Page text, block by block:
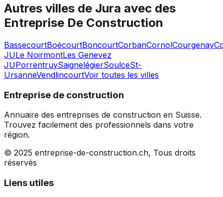
Autres villes de Jura avec des
Entreprise De Construction
BassecourtBoécourtBoncourtCorbanCornolCourgenay
JULe NoirmontLes Genevez
JUPorrentruySaignelégierSoulceSt-
UrsanneVendlincourtVoir toutes les villes
Entreprise de construction
Annuaire des entreprises de construction en Suisse.
Trouvez facilement des professionnels dans votre
région.
© 2025 entreprise-de-construction.ch, Tous droits
réservés
Liens utiles